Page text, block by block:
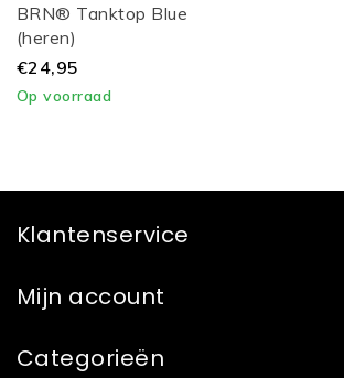
BRN® Tanktop Blue
(heren)
€24,95
Op voorraad
Klantenservice
Mijn account
Categorieën